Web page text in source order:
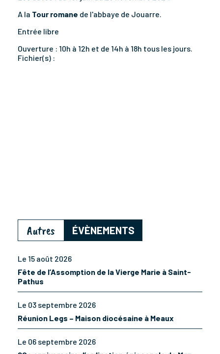
A la Tour romane de l'abbaye de Jouarre.
Entrée libre
Ouverture : 10h à 12h et de 14h à 18h tous les jours.
Fichier(s) :
Autres ÉVÈNEMENTS
Le 15 août 2026
Fête de l’Assomption de la Vierge Marie à Saint-
Pathus
Le 03 septembre 2026
Réunion Legs – Maison diocésaine à Meaux
Le 06 septembre 2026